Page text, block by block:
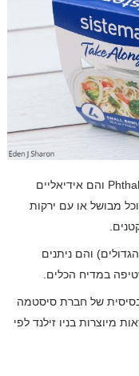
והם אידיאליים
מבושל או עם ירקות
והם ניתנים
במדיח הכלים.
של חברת סיסטמה
מיוצרות בניו זילנד לפי